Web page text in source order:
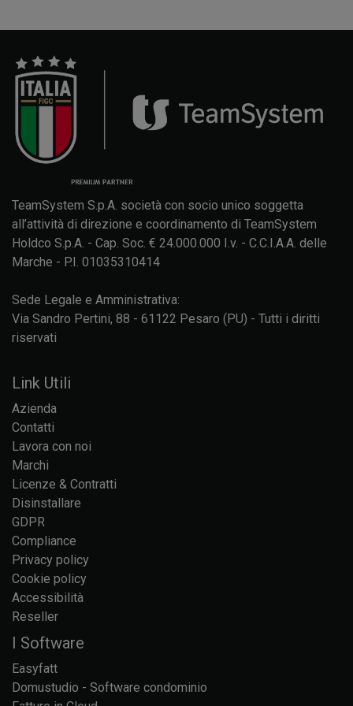
TeamSystem S.p.A. società con socio unico soggetta
all’attività di direzione e coordinamento di TeamSystem
Holdco S.p.A. - Cap. Soc. € 24.000.000 I.v. - C.C.I.A.A. delle
Marche - P.I. 01035310414
Sede Legale e Amministrativa:
Via Sandro Pertini, 88 - 61122 Pesaro (PU) - Tutti i diritti
riservati
Link Utili
Azienda
Contatti
Lavora con noi
Marchi
Licenze & Contratti
Disinstallare
GDPR
Compliance
Privacy policy
Cookie policy
Accessibilità
Reseller
I Software
Easyfatt
Domustudio - Software condominio